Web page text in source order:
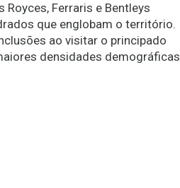
Ferraris e Bentleys
que englobam o território.
ao visitar o principado
densidades demográficas